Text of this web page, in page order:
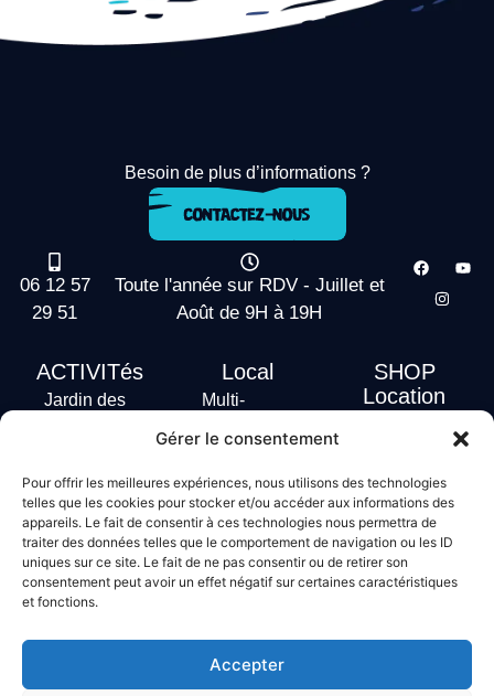
Gérer le consentement
Pour offrir les meilleures expériences, nous utilisons des technologies
telles que les cookies pour stocker et/ou accéder aux informations des
appareils. Le fait de consentir à ces technologies nous permettra de
traiter des données telles que le comportement de navigation ou les ID
uniques sur ce site. Le fait de ne pas consentir ou de retirer son
consentement peut avoir un effet négatif sur certaines caractéristiques
et fonctions.
Accepter
Besoin de plus d’informations ?
06 12 57
29 51
Toute l'année sur RDV - Juillet et
Août de 9H à 19H
ACTIVITés
Jardin des
Stand Up
Paddle
Bodyboard
Local
Multi-
Hébergement
SHOP
Location
Politique de confidentialité